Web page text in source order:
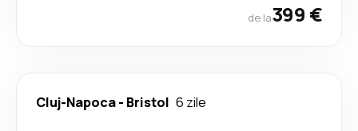
de la399 €
Cluj-Napoca- Bristol 6 zile